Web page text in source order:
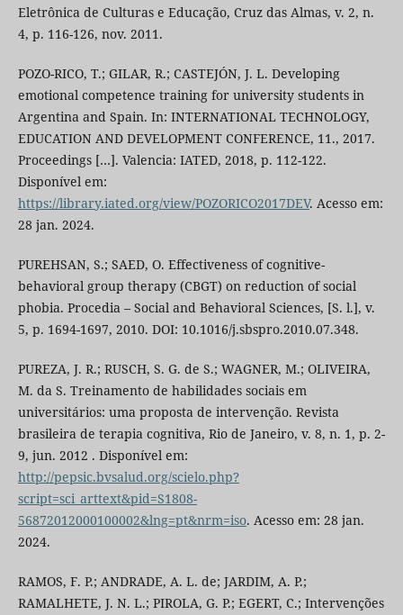
Eletrônica de Culturas e Educação, Cruz das Almas, v. 2, n.
4, p. 116-126, nov. 2011.
POZO-RICO, T.; GILAR, R.; CASTEJÓN, J. L. Developing
emotional competence training for university students in
Argentina and Spain. In: INTERNATIONAL TECHNOLOGY,
EDUCATION AND DEVELOPMENT CONFERENCE, 11., 2017.
Proceedings […]. Valencia: IATED, 2018, p. 112-122.
Disponível em:
https://library.iated.org/view/POZORICO2017DEV. Acesso em:
28 jan. 2024.
PUREHSAN, S.; SAED, O. Effectiveness of cognitive-
behavioral group therapy (CBGT) on reduction of social
phobia. Procedia – Social and Behavioral Sciences, [S. l.], v.
5, p. 1694-1697, 2010. DOI: 10.1016/j.sbspro.2010.07.348.
PUREZA, J. R.; RUSCH, S. G. de S.; WAGNER, M.; OLIVEIRA,
M. da S. Treinamento de habilidades sociais em
universitários: uma proposta de intervenção. Revista
brasileira de terapia cognitiva, Rio de Janeiro, v. 8, n. 1, p. 2-
9, jun. 2012 . Disponível em:
http://pepsic.bvsalud.org/scielo.php?
script=sci_arttext&pid=S1808-
56872012000100002&lng=pt&nrm=iso. Acesso em: 28 jan.
2024.
RAMOS, F. P.; ANDRADE, A. L. de; JARDIM, A. P.;
RAMALHETE, J. N. L.; PIROLA, G. P.; EGERT, C.; Intervenções